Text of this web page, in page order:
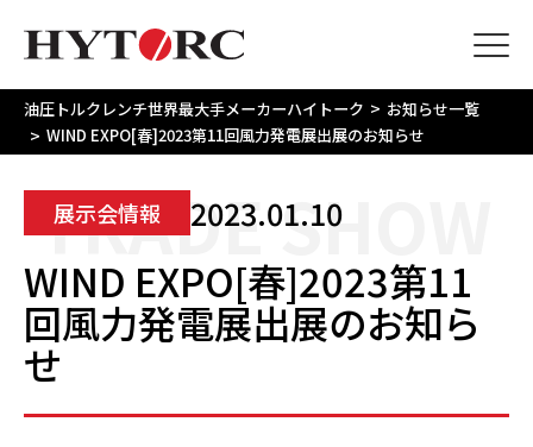
油圧トルクレンチ世界最大手メーカーハイトーク > お知らせ一覧
> WIND EXPO[春]2023第11回風力発電展出展のお知らせ
TRADE SHOW
展示会情報 2023.01.10
WIND EXPO[春]2023第11
回風力発電展出展のお知ら
せ